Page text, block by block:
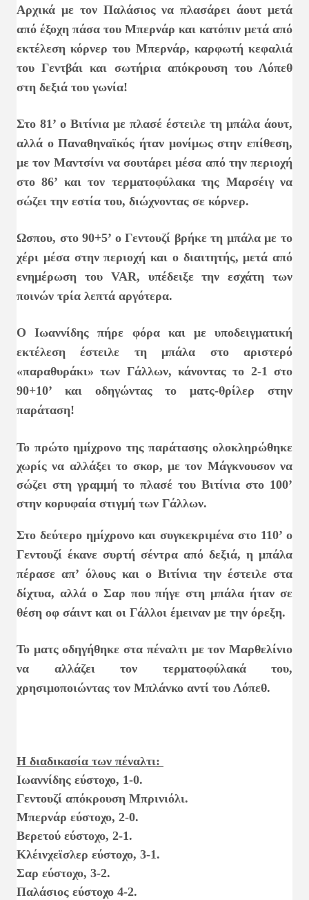
Αρχικά με τον Παλάσιος να πλασάρει άουτ μετά
από έξοχη πάσα του Μπερνάρ και κατόπιν μετά από
εκτέλεση κόρνερ του Μπερνάρ, καρφωτή κεφαλιά
του Γεντβάι και σωτήρια απόκρουση του Λόπεθ
στη δεξιά του γωνία!
Στο 81’ ο Βιτίνια με πλασέ έστειλε τη μπάλα άουτ,
αλλά ο Παναθηναϊκός ήταν μονίμως στην επίθεση,
με τον Μαντσίνι να σουτάρει μέσα από την περιοχή
στο 86’ και τον τερματοφύλακα της Μαρσέιγ να
σώζει την εστία του, διώχνοντας σε κόρνερ.
Ωσπου, στο 90+5’ ο Γεντουζί βρήκε τη μπάλα με το
χέρι μέσα στην περιοχή και ο διαιτητής, μετά από
ενημέρωση του VAR, υπέδειξε την εσχάτη των
ποινών τρία λεπτά αργότερα.
Ο Ιωαννίδης πήρε φόρα και με υποδειγματική
εκτέλεση έστειλε τη μπάλα στο αριστερό
«παραθυράκι» των Γάλλων, κάνοντας το 2-1 στο
90+10’ και οδηγώντας το ματς-θρίλερ στην
παράταση!
Το πρώτο ημίχρονο της παράτασης ολοκληρώθηκε
χωρίς να αλλάξει το σκορ, με τον Μάγκνουσον να
σώζει στη γραμμή το πλασέ του Βιτίνια στο 100’
στην κορυφαία στιγμή των Γάλλων.
Στο δεύτερο ημίχρονο και συγκεκριμένα στο 110’ ο
Γεντουζί έκανε συρτή σέντρα από δεξιά, η μπάλα
πέρασε απ’ όλους και ο Βιτίνια την έστειλε στα
δίχτυα, αλλά ο Σαρ που πήγε στη μπάλα ήταν σε
θέση οφ σάιντ και οι Γάλλοι έμειναν με την όρεξη.
Το ματς οδηγήθηκε στα πέναλτι με τον Μαρθελίνιο
να αλλάζει τον τερματοφύλακά του,
χρησιμοποιώντας τον Μπλάνκο αντί του Λόπεθ.
Η διαδικασία των πέναλτι:
Ιωαννίδης εύστοχο, 1-0.
Γεντουζί απόκρουση Μπρινιόλι.
Μπερνάρ εύστοχο, 2-0.
Βερετού εύστοχο, 2-1.
Κλέινχεϊσλερ εύστοχο, 3-1.
Σαρ εύστοχο, 3-2.
Παλάσιος εύστοχο 4-2.